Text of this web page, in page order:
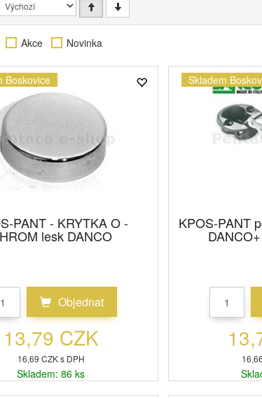
Akce Novinka
Boskovice
PANT - KRYTKA O -
lesk DANCO
Objednat
13,79 CZK
16,69 CZK s DPH
Skladem: 86 ks
Skladem
KPOS-PANT